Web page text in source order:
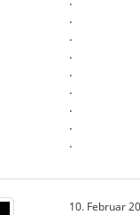
.
.
.
.
.
.
.
.
10. Februar